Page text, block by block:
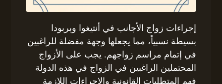
إجراءات زواج الأجانب في أنتيغوا وبربودا
بسيطة نسبياً، مما يجعلها وجهة مفضلة للراغبين
في إتمام مراسم زواجهم. يجب على الأزواج
المحتملين الراغبين في الزواج في هذه الدولة
فهم المتطلبات القانونية والإجراءات اللازمة